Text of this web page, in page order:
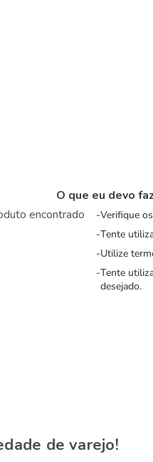
encontrado
O que eu devo
Verifique
Tente
Utilize
Tente
desejado.
de varejo!